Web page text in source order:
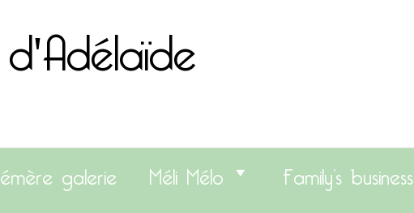
galerie Méli Mélo Family’s business